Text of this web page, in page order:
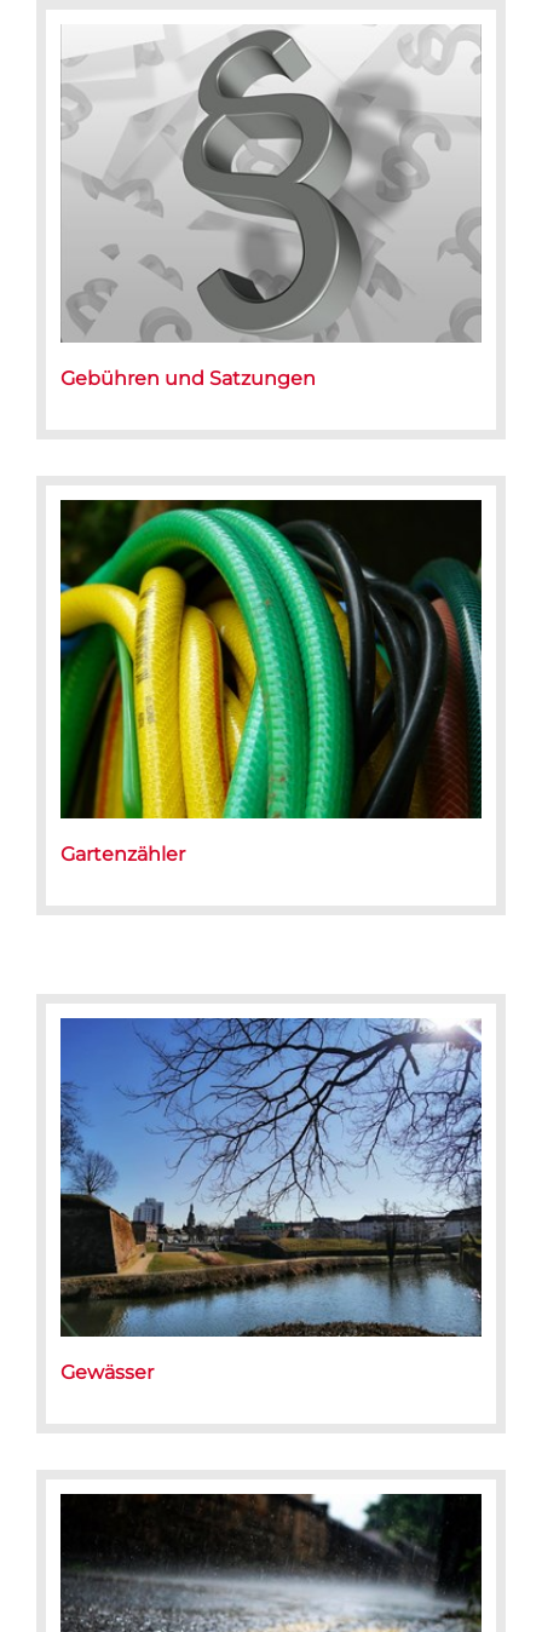
Gebühren und Satzungen
Gartenzähler
Gewässer